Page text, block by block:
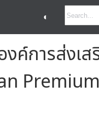
◐
ค์การส่งเส